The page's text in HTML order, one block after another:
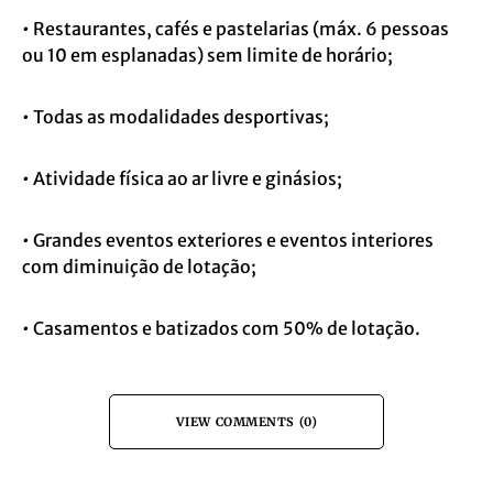
• Restaurantes, cafés e pastelarias (máx. 6 pessoas
ou 10 em esplanadas) sem limite de horário;
• Todas as modalidades desportivas;
• Atividade física ao ar livre e ginásios;
• Grandes eventos exteriores e eventos interiores
com diminuição de lotação;
• Casamentos e batizados com 50% de lotação.
VIEW COMMENTS (0)